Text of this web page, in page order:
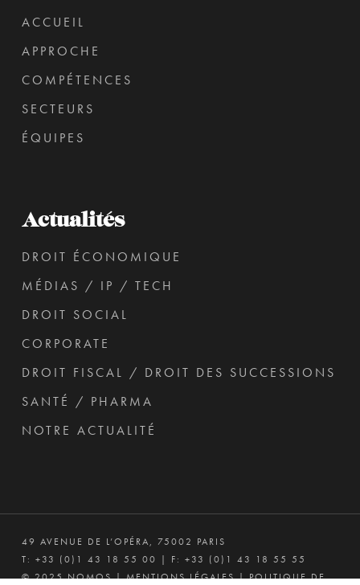
ACCUEIL
APPROCHE
COMPÉTENCES
SECTEURS
ÉQUIPES
Actualités
DROIT ÉCONOMIQUE
MÉDIAS / IP / TECH
DROIT SOCIAL
CORPORATE
DROIT FISCAL / DROIT DES SUCCESSIONS
SANTÉ / PHARMA
NOTRE ACTUALITÉ
49 AVENUE DE L’OPÉRA, 75002 PARIS
T: +33 (0)1 43 18 55 00 | F: +33 (0)1 43 18 55 55
© 2025 NOMOS |MENTIONS LÉGALES|POLITIQUE DE